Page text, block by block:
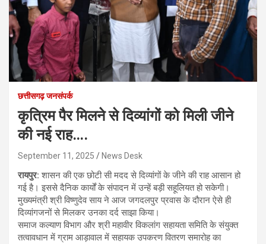
छत्तीसगढ़ जनसंपर्क
कृत्रिम पैर मिलने से दिव्यांगों को मिली जीने
की नई राह….
September 11, 2025 News Desk
रायपुर:शासन की एक छोटी सी मदद से दिव्यांगों के जीने की राह आसान हो
गई है। इससे दैनिक कार्यों के संपादन में उन्हें बड़ी सहूलियत हो सकेगी।
मुख्यमंत्री श्री विष्णुदेव साय ने आज जगदलपुर प्रवास के दौरान ऐसे ही
दिव्यांगजनों से मिलकर उनका दर्द साझा किया।
समाज कल्याण विभाग और श्री महावीर विकलांग सहायता समिति के संयुक्त
तत्वावधान में ग्राम आड़ावाल में सहायक उपकरण वितरण समारोह का